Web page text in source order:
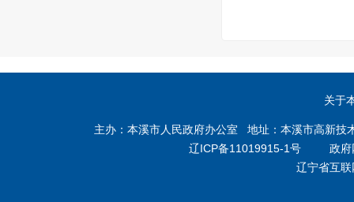
关于
主办：本溪市人民政府办公室 地址：本溪市高新
辽ICP备11019915-1号 政府
辽宁省互